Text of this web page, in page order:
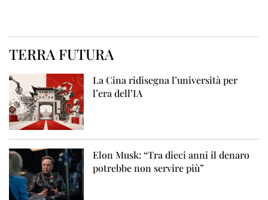
TERRA FUTURA
La Cina ridisegna l’università per
l’era dell’IA
Elon Musk: “Tra dieci anni il denaro
potrebbe non servire più”